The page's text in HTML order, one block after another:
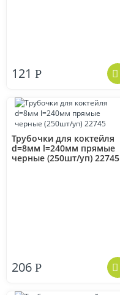
121 Р
Трубочки для коктейля
d=8мм l=240мм прямые
черные (250шт/уп) 22745
206 Р